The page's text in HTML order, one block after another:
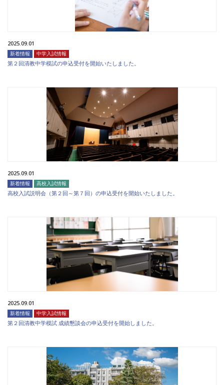
2025.09.01
新着情報 中学入試情報
第２回清教中学模試の申込受付を開始いたしました。
2025.09.01
新着情報 高校入試情報
高校入試説明会（第２回～第７回）の申込受付を開始いたしました。
2025.09.01
新着情報 中学入試情報
第２回清教中学模試 成績懇談会の申込受付を開始しました。